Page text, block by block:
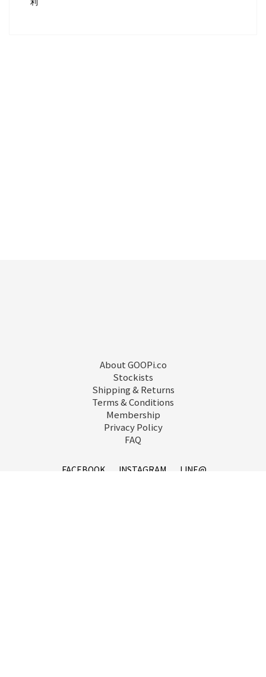
利
About GOOPi.co
Stockists
Shipping & Returns
Terms & Conditions
Membership
Privacy Policy
FAQ
FACEBOOK INSTAGRAM
LINE@